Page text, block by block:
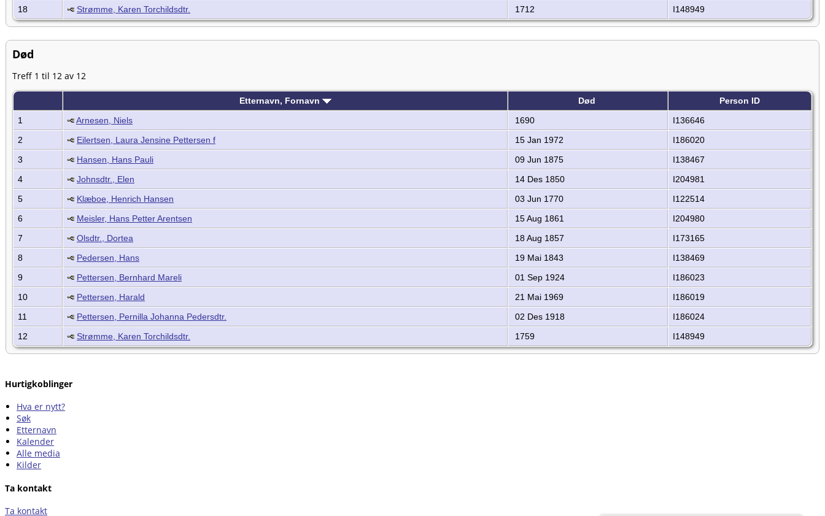
18
Strømme, Karen Torchildsdtr. 1712 I148949
Død
Treff 1 til 12 av 12
Etternavn, Fornavn Død
Person ID
1
Arnesen, Niels 1690
I136646
2
Eilertsen, Laura Jensine Pettersen f 15 Jan 1972
I186020
3
Hansen, Hans Pauli 09 Jun 1875
I138467
4
Johnsdtr., Elen 14 Des 1850
I204981
5
Klæboe, Henrich Hansen 03 Jun 1770
I122514
6
Meisler, Hans Petter Arentsen 15 Aug 1861
I204980
7
Olsdtr., Dortea 18 Aug 1857
I173165
8
Pedersen, Hans 19 Mai 1843
I138469
9
Pettersen, Bernhard Mareli 01 Sep 1924
I186023
10
Pettersen, Harald 21 Mai 1969
I186019
11
Pettersen, Pernilla Johanna Pedersdtr. 02 Des 1918
I186024
12
Strømme, Karen Torchildsdtr. 1759 I148949
Hurtigkoblinger
Hva er nytt?
Søk
Etternavn
Kalender
Alle media
Kilder
Ta kontakt
Ta kontakt